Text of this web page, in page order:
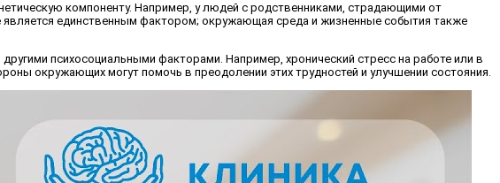
компоненту. Например, у людей с родственниками, страдающими от
является единственным фактором; окружающая среда и жизненные события также
психосоциальными факторами. Например, хронический стресс на работе или в
окружающих могут помочь в преодолении этих трудностей и улучшении состояния.